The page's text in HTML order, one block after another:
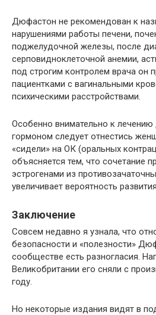
Дюфастон не рекомендован к
нарушениями работы печени,
поджелудочной железы, после
серповидноклеточной анемии,
под строгим контролем врача он
пациентками с вагинальными
психическими расстройствами.
Особенно внимательно к
гормоном следует отнестись
«сидели» на ОК (оральных
объясняется тем, что сочетание
эстрогенами из
увеличивает вероятность
Заключение
Совсем недавно я узнала, что
безопасности и «полезности»
сообществе есть разногласия.
Великобритании его сняли с
году.
Но некоторые издания видят в